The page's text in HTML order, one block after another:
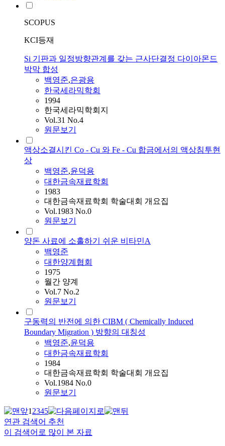
SCOPUS
KCI등재
Si 기판과 일정방향관계를 갖는 근사단결정 다이아몬드
박막 합성
백영준,은광용
한국세라믹학회
1994
한국세라믹학회지
Vol.31 No.4
원문보기
액상소결시킨 Co - Cu 와 Fe - Cu 합금에서의 액상침투현
상
백영준,윤덕용
대한금속재료학회
1983
대한금속재료학회 학술대회 개요집
Vol.1983 No.0
원문보기
양돈 사료에 소홀하기 쉬운 비타민A
백영준
대한양계협회
1975
월간 양계
Vol.7 No.2
원문보기
구동력의 반전에 의한 CIBM ( Chemically Induced
Boundary Migration ) 방향의 대칭성
백영준,윤덕용
대한금속재료학회
1984
대한금속재료학회 학술대회 개요집
Vol.1984 No.0
원문보기
12345
연관 검색어 추천
이 검색어로 많이 본 자료